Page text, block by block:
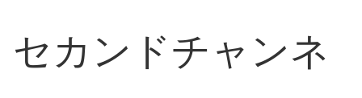
セカンドチャンネ